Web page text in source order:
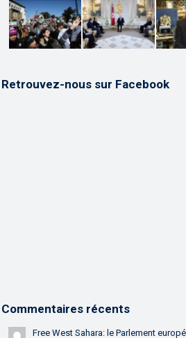
Retrouvez-nous sur Facebook
Commentaires récents
Free West Sahara: le Parlement